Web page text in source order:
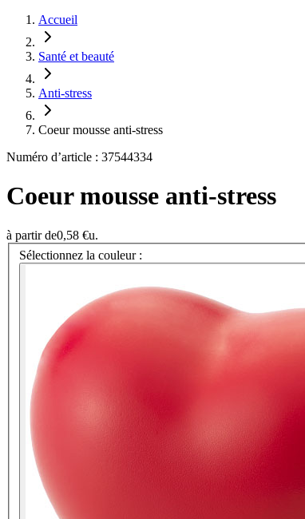
Accueil
Santé et beauté
Anti-stress
Coeur mousse anti-stress
Numéro d’article : 37544334
Coeur mousse anti-stress
à partir de0,58 €u.
Sélectionnez la couleur :